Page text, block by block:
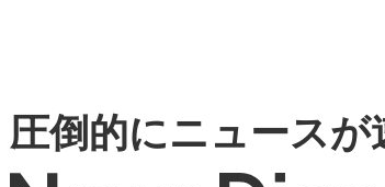
圧倒的にニュースが